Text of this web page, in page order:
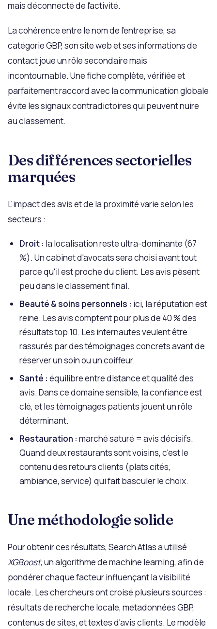
mais déconnecté de l'activité.
La cohérence entre le nom de l'entreprise, sa
catégorie GBP, son site web et ses informations de
contact joue un rôle secondaire mais
incontournable. Une fiche complète, vérifiée et
parfaitement raccord avec la communication globale
évite les signaux contradictoires qui peuvent nuire
au classement.
Des différences sectorielles
marquées
L'impact des avis et de la proximité varie selon les
secteurs :
Droit : la localisation reste ultra-dominante (67
%). Un cabinet d'avocats sera choisi avant tout
parce qu'il est proche du client. Les avis pèsent
peu dans le classement final.
Beauté & soins personnels : ici, la réputation est
reine. Les avis comptent pour plus de 40 % des
résultats top 10. Les internautes veulent être
rassurés par des témoignages concrets avant de
réserver un soin ou un coiffeur.
Santé : équilibre entre distance et qualité des
avis. Dans ce domaine sensible, la confiance est
clé, et les témoignages patients jouent un rôle
déterminant.
Restauration : marché saturé = avis décisifs.
Quand deux restaurants sont voisins, c'est le
contenu des retours clients (plats cités,
ambiance, service) qui fait basculer le choix.
Une méthodologie solide
Pour obtenir ces résultats, Search Atlas a utilisé
XGBoost, un algorithme de machine learning, afin de
pondérer chaque facteur influençant la visibilité
locale. Les chercheurs ont croisé plusieurs sources :
résultats de recherche locale, métadonnées GBP,
contenus de sites, et textes d'avis clients. Le modèle